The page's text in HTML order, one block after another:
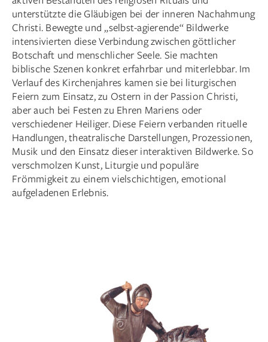
unterstützte die Gläubigen bei der inneren Nachahmung
Christi. Bewegte und „selbst-agierende“ Bildwerke
intensivierten diese Verbindung zwischen göttlicher
Botschaft und menschlicher Seele. Sie machten
biblische Szenen konkret erfahrbar und miterlebbar. Im
Verlauf des Kirchenjahres kamen sie bei liturgischen
Feiern zum Einsatz, zu Ostern in der Passion Christi,
aber auch bei Festen zu Ehren Mariens oder
verschiedener Heiliger. Diese Feiern verbanden rituelle
Handlungen, theatralische Darstellungen, Prozessionen,
Musik und den Einsatz dieser interaktiven Bildwerke. So
verschmolzen Kunst, Liturgie und populäre
Frömmigkeit zu einem vielschichtigen, emotional
aufgeladenen Erlebnis.